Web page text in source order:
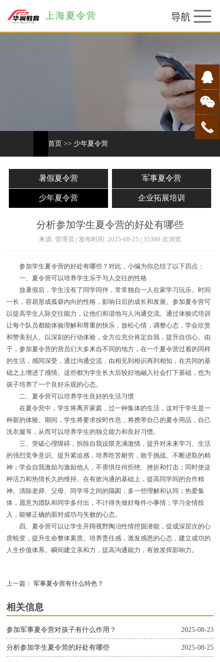
上海夏令营
首页 >> 少年夏令营
暑假夏令营 军事夏令营
少年夏令营 企业拓展培训
分析参加学生夏令营的好处有哪些
来源: 管理员 | 发布时间: 2025-08-25 | 35398 次浏览
参加学生夏令营的好处有哪些？对此，小编为你总结了以下四点：
一、夏令营可以培养学生乐于与人交往的性格
放暑假后，学生没有了同学同伴，常常独自一人在家学习玩乐。时间
一长，容易形成孤僻内向的性格，影响日后的成长和发展。参加夏令营可
以提高学生人际交往能力，让他们和谐地与人沟通交流。通过体验式培训
让每个队员都能体验理解和尊重的快乐，放松心情，调整心态，学会欣赏
和赞美别人。以深刻的行动体验，全方位充分肯定自我，提升自信心。由
于，参加夏令营的营员们大多来自不同的地方，在一个夏令营过着的同样
的生活，感同深受，通过沟通交流，由相见到相识再到相知，在共同的基
础之上增进了感情。这些都为学生长大后较好地融入社会打下基础，也为
孩子培养了一个良好乐观的心态。
二、夏令营可以培养学生良好的生活习惯
在夏令营中，学生将离开家庭，过一种集体的生活，这对于学生是一
种新的体验。期间，学生将要求按时作息，将携带自己的夏令用品，自己
洗衣服等，从而可以培养学生的独立能力和良好习惯。
三、突破心理障碍，拆除自我设限充满激情，提升对未来学习、生活
的强烈竞争意识。提升紧迫感，培养吃苦耐劳，敢于挑战、不断进取的精
神；学会自我激励与激励他人，不畏惧任何拒绝、挫折和打击；同时使这
种活力和热情长久的维持。在有效沟通的基础上，提高同学间的合作精
神。清除老师、父母、同学等之间的隔阂，多一些理解和认同；热爱集
体，愿意为团队和同学多付出，不计得失做好每件小事情；学习全情投
入，能够正确的面对成功与失败的心态。
四、夏令营可以让学生开阔视野陶冶性情挖掘潜能，促成深层次的心
质蜕变，提升生命整体素质。培养责任感，激发感恩的心态，建立成功的
人生价值体系。瞬间建立亲和力，提高沟通能力，有效发挥影响力。
上一篇： 军事夏令营有什么特色？
相关信息
2025-08-23
参加军事夏令营对孩子有什么作用？
2025-08-25
分析参加学生夏令营的好处有哪些